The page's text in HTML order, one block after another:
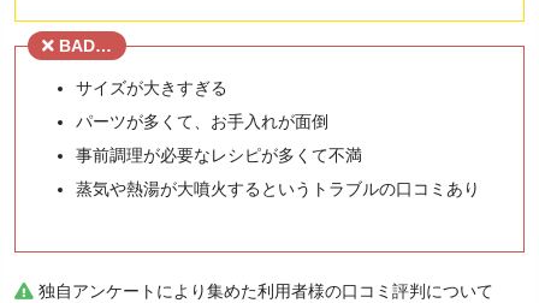
BAD…
サイズが大きすぎる
パーツが多くて、お手入れが面倒
事前調理が必要なレシピが多くて不満
蒸気や熱湯が大噴火するというトラブルの口コミあり
独自アンケートにより集めた利用者様の口コミ評判について